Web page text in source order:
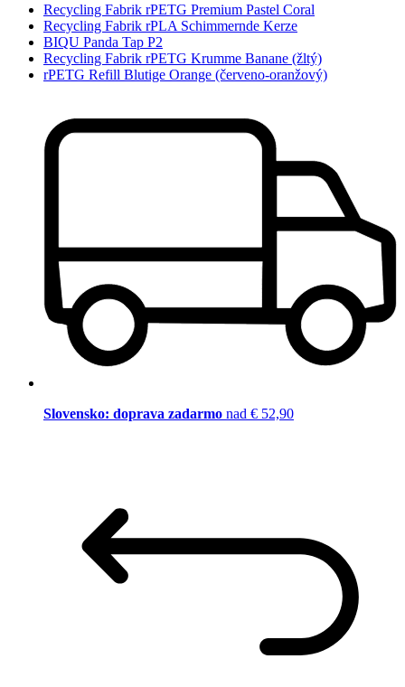
Recycling Fabrik rPETG Premium Pastel Coral
Recycling Fabrik rPLA Schimmernde Kerze
BIQU Panda Tap P2
Recycling Fabrik rPETG Krumme Banane (žltý)
rPETG Refill Blutige Orange (červeno-oranžový)
Slovensko: doprava zadarmo nad € 52,90